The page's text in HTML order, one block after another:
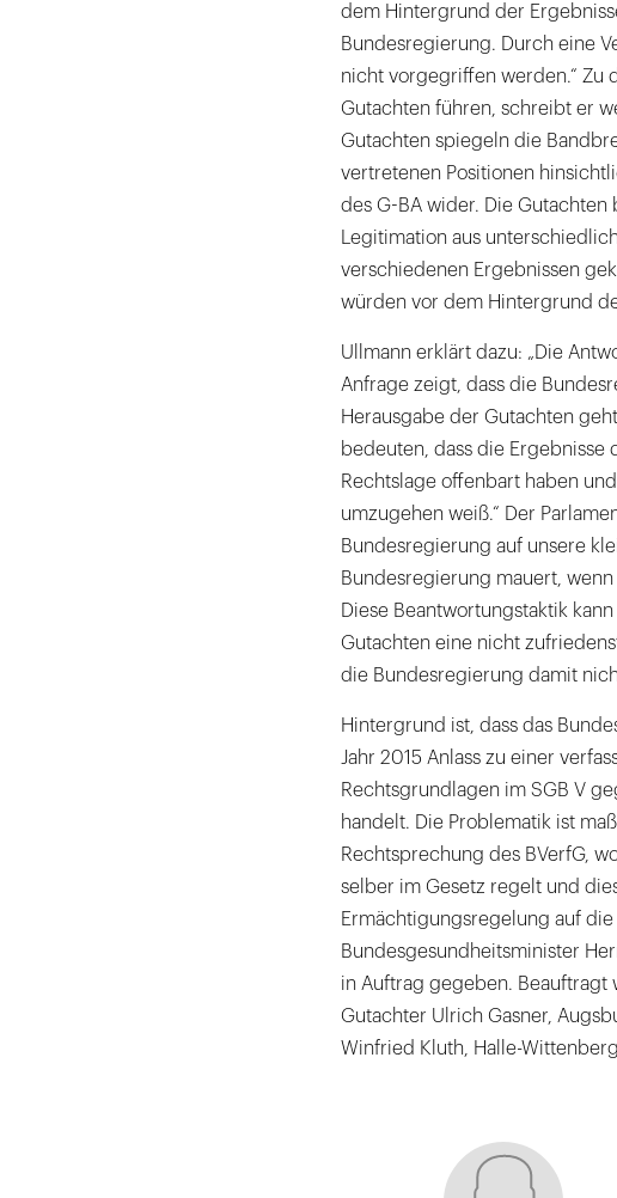
dem Hintergrund der
Bundesregierung. Durch eine
nicht vorgegriffen werden.“ Zu
Gutachten führen, schreibt er
Gutachten spiegeln die
vertretenen Positionen
des G-BA wider. Die
Legitimation aus
verschiedenen Ergebnissen
würden vor dem Hintergrund
Ullmann erklärt dazu: „Die
Anfrage zeigt, dass die
Herausgabe der Gutachten
bedeuten, dass die
Rechtslage offenbart haben
umzugehen weiß.“ Der
Bundesregierung auf unsere
Bundesregierung mauert,
Diese Beantwortungstaktik
Gutachten eine nicht
die Bundesregierung damit
Hintergrund ist, dass das
Jahr 2015 Anlass zu einer
Rechtsgrundlagen im SGB V
handelt. Die Problematik ist
Rechtsprechung des BVerfG,
selber im Gesetz regelt und
Ermächtigungsregelung auf
Bundesgesundheitsminister
in Auftrag gegeben. Beauftragt
Gutachter Ulrich Gasner,
Winfried Kluth, Halle-